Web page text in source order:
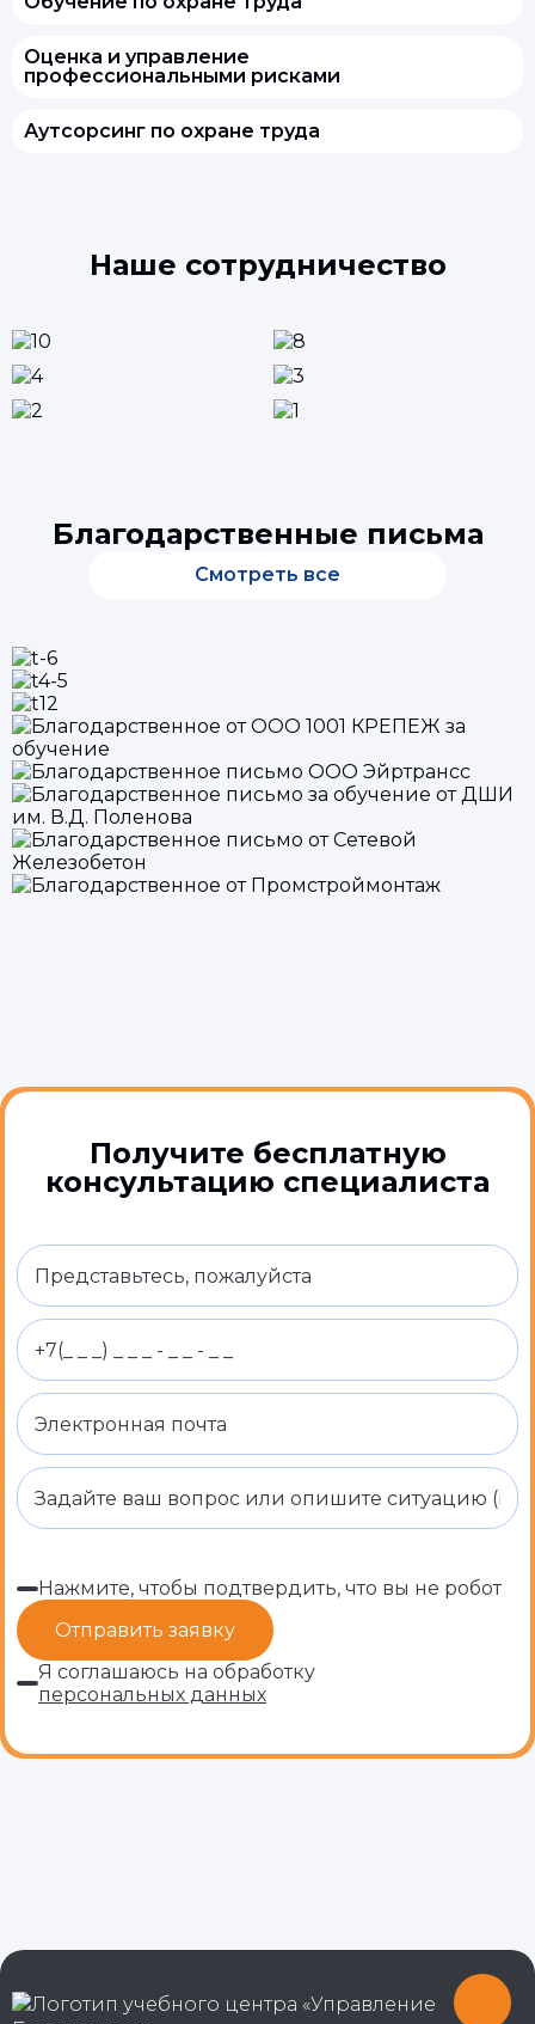
Оценка и управление
профессиональными рисками
Аутсорсинг по охране труда
Наше сотрудничество
Благодарственные письма
Смотреть все
Получите бесплатную
консультацию специалиста
Нажмите, чтобы подтвердить, что вы не робот
Я соглашаюсь на обработку
персональных данных